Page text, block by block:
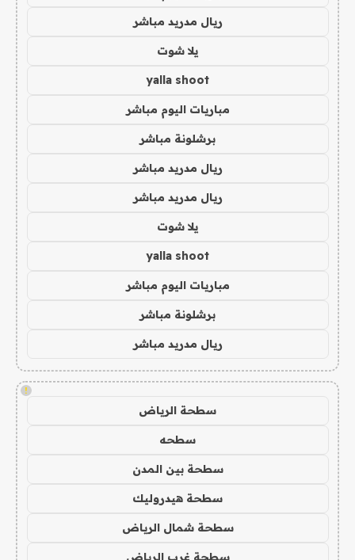
ريال مدريد مباشر
يلا شوت
yalla shoot
مباريات اليوم مباشر
برشلونة مباشر
ريال مدريد مباشر
ريال مدريد مباشر
يلا شوت
yalla shoot
مباريات اليوم مباشر
برشلونة مباشر
ريال مدريد مباشر
!
سطحة الرياض
سطحه
سطحة بين المدن
سطحة هيدروليك
سطحة شمال الرياض
سطحة غرب الرياض